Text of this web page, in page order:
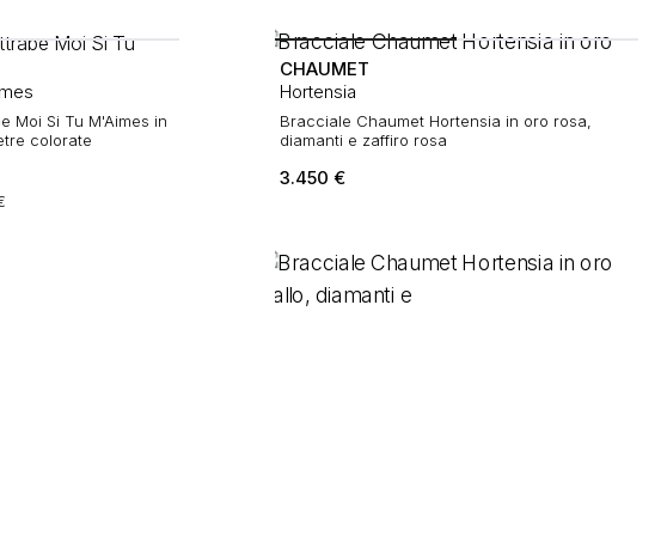
Moi Si Tu M'Aimes in
colorate
CHAUMET
Hortensia
Bracciale Chaumet Hortensia in oro rosa,
diamanti e zaffiro rosa
3.450 €